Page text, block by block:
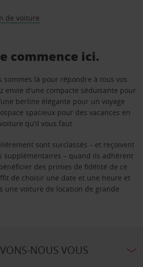
de voiture
commence ici.
sommes là pour répondre à tous vos
envie d’une compacte séduisante pour
berline élégante pour un voyage
spacieux pour des vacances en
qu’il vous faut.
sont surclassés – et reçoivent
supplémentaires – quand ils adhèrent
des primes de fidélité de ce
de choisir une date et une heure et
une voiture de location de grande
NOUS VOUS